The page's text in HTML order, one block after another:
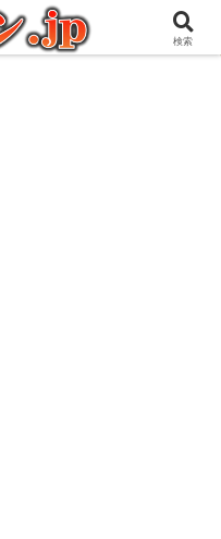
の愉快な日々を綴るブログ
検索